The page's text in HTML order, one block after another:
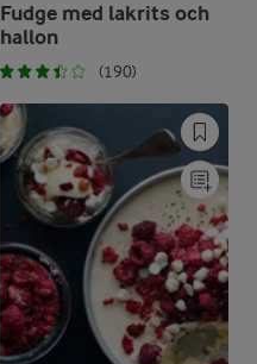
Fudge med lakrits och
hallon
(190)